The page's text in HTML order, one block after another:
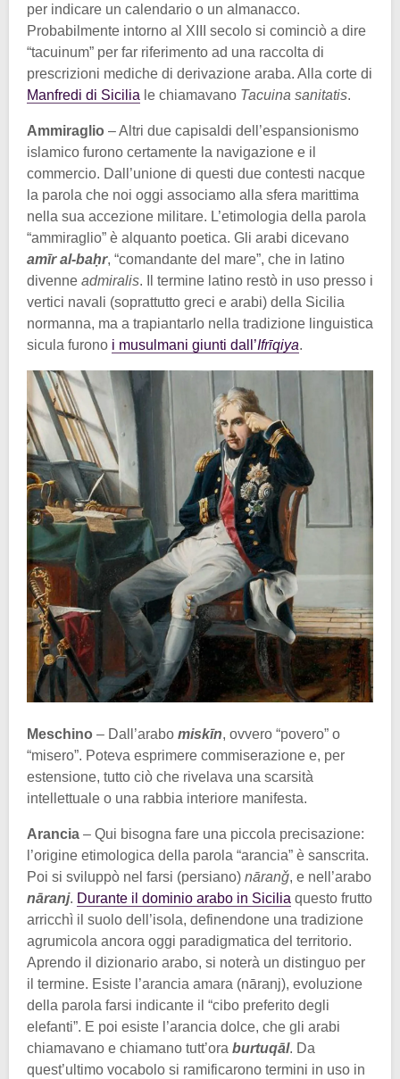
per indicare un calendario o un almanacco.
Probabilmente intorno al XIII secolo si cominciò a dire
“tacuinum” per far riferimento ad una raccolta di
prescrizioni mediche di derivazione araba. Alla corte di
Manfredi di Sicilia le chiamavano Tacuina sanitatis.
Ammiraglio – Altri due capisaldi dell’espansionismo
islamico furono certamente la navigazione e il
commercio. Dall’unione di questi due contesti nacque
la parola che noi oggi associamo alla sfera marittima
nella sua accezione militare. L’etimologia della parola
“ammiraglio” è alquanto poetica. Gli arabi dicevano
amīr al-baḥr, “comandante del mare”, che in latino
divenne admiralis. Il termine latino restò in uso presso i
vertici navali (soprattutto greci e arabi) della Sicilia
normanna, ma a trapiantarlo nella tradizione linguistica
sicula furono i musulmani giunti dall’Ifrīqiya.
Meschino – Dall’arabo miskīn, ovvero “povero” o
“misero”. Poteva esprimere commiserazione e, per
estensione, tutto ciò che rivelava una scarsità
intellettuale o una rabbia interiore manifesta.
Arancia – Qui bisogna fare una piccola precisazione:
l’origine etimologica della parola “arancia” è sanscrita.
Poi si sviluppò nel farsi (persiano) nāranǧ, e nell’arabo
nāranj. Durante il dominio arabo in Sicilia questo frutto
arricchì il suolo dell’isola, definendone una tradizione
agrumicola ancora oggi paradigmatica del territorio.
Aprendo il dizionario arabo, si noterà un distinguo per
il termine. Esiste l’arancia amara (nāranj), evoluzione
della parola farsi indicante il “cibo preferito degli
elefanti”. E poi esiste l’arancia dolce, che gli arabi
chiamavano e chiamano tutt’ora burtuqāl. Da
quest’ultimo vocabolo si ramificarono termini in uso in